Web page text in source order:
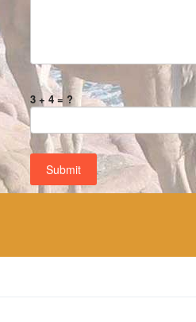
3 + 4 = ?